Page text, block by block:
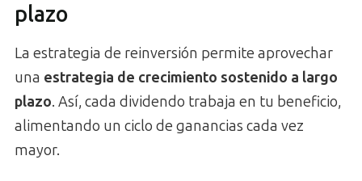
plazo
La estrategia de reinversión permite aprovechar
una estrategia de crecimiento sostenido a largo
plazo. Así, cada dividendo trabaja en tu beneficio,
alimentando un ciclo de ganancias cada vez
mayor.